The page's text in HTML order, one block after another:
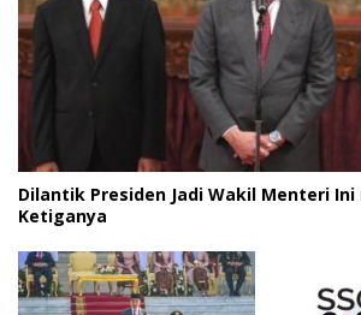
Dilantik Presiden Jadi Wakil Menteri Ini
Ketiganya